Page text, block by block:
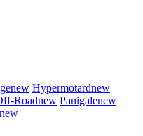
new Hypermotardnew
Roadnew Panigalenew
new